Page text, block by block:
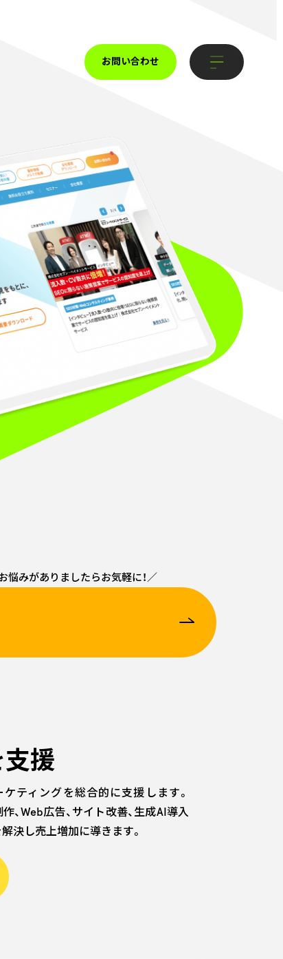
お問い合わせ
悩みがありましたらお気軽に！／
援
ティングを総合的に支援します。
作、Web広告、サイト改善、生成AI導入
決し売上増加に導きます。